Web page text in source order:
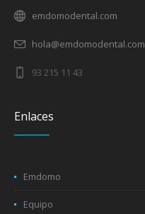
emdomodental.com
hola@emdomodental.com
93 215 11 43
Enlaces
Emdomo
Equipo